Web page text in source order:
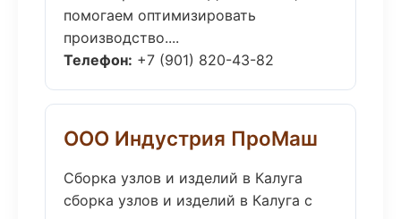
помогаем оптимизировать
производство....
Телефон: +7 (901) 820-43-82
ООО Индустрия ПроМаш
Сборка узлов и изделий в Калуга
сборка узлов и изделий в Калуга с